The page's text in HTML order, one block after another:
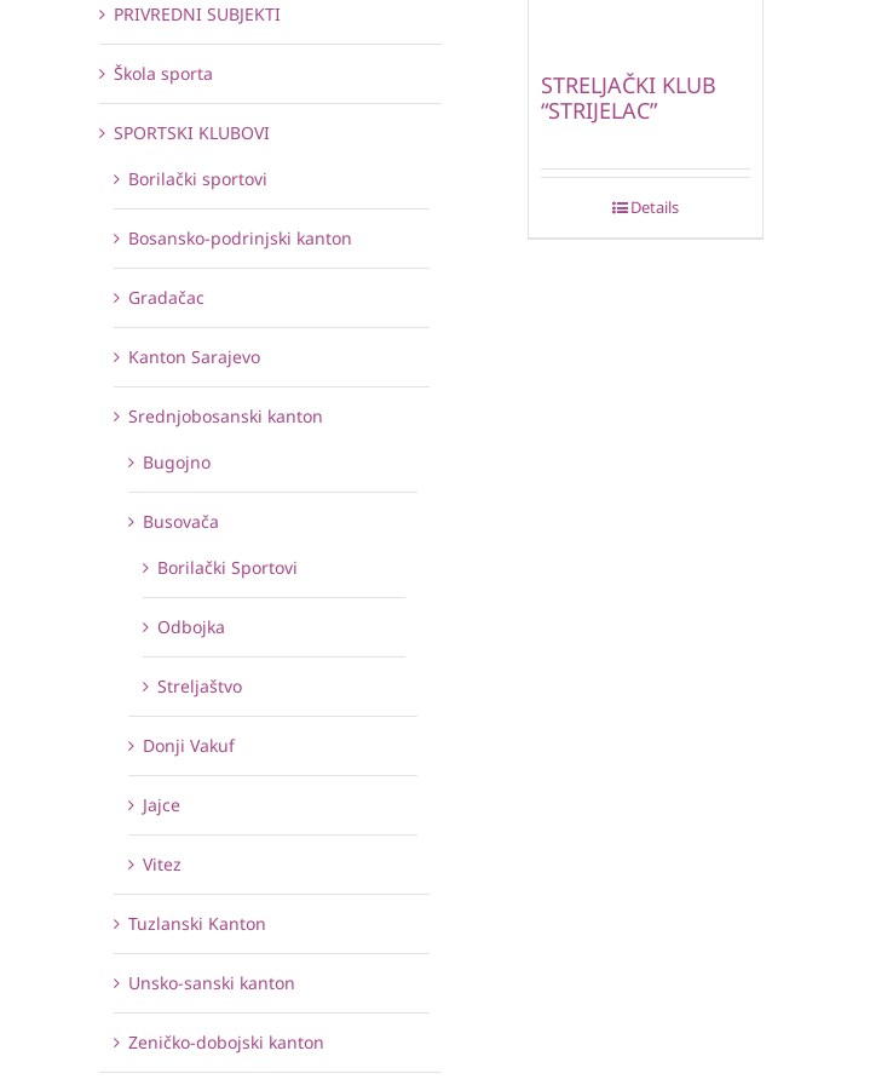
STRELJAČKI KLUB
“STRIJELAC”
Details
PRIVREDNI SUBJEKTI
Škola sporta
SPORTSKI KLUBOVI
Borilački sportovi
Bosansko-podrinjski kanton
Gradačac
Kanton Sarajevo
Srednjobosanski kanton
Bugojno
Busovača
Borilački Sportovi
Odbojka
Streljaštvo
Donji Vakuf
Jajce
Vitez
Tuzlanski Kanton
Unsko-sanski kanton
Zeničko-dobojski kanton